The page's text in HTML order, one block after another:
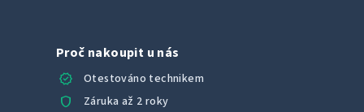
Proč nakoupit u nás
verified
Otestováno technikem
shield Záruka až 2 roky